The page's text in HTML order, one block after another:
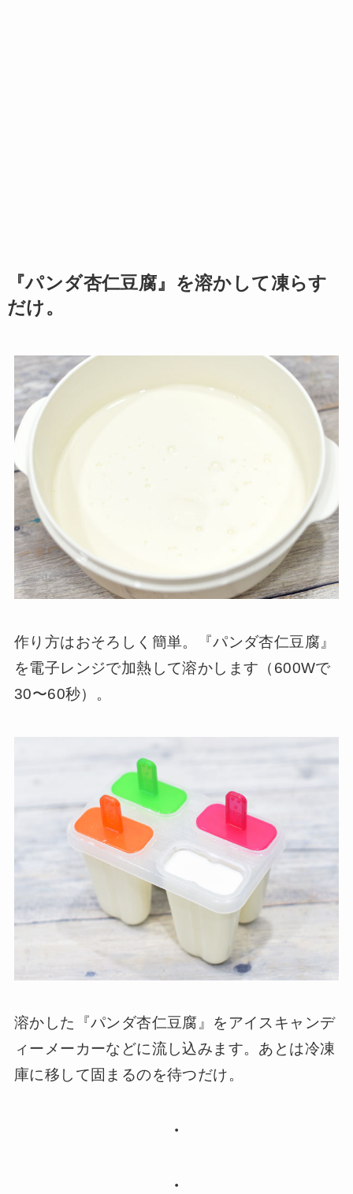
『パンダ杏仁豆腐』を溶かして凍らす
だけ。
作り方はおそろしく簡単。『パンダ杏仁豆腐』
を電子レンジで加熱して溶かします（600Wで
30〜60秒）。
溶かした『パンダ杏仁豆腐』をアイスキャンデ
ィーメーカーなどに流し込みます。あとは冷凍
庫に移して固まるのを待つだけ。
・
・